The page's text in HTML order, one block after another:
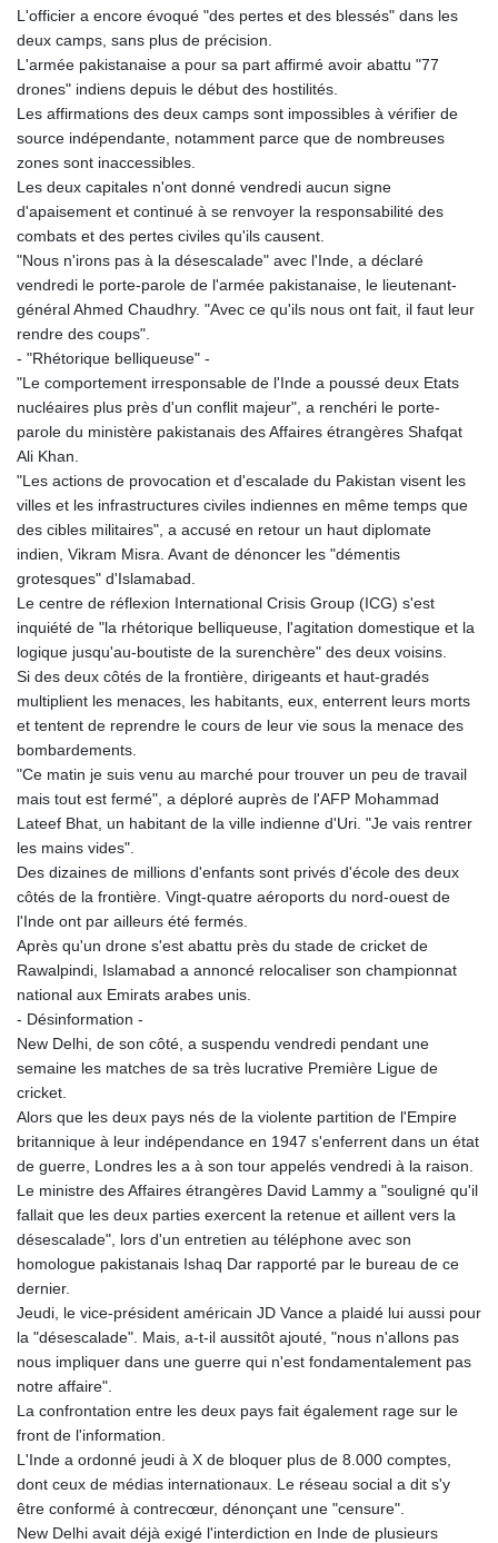
L'officier a encore évoqué "des pertes et des blessés" dans les
deux camps, sans plus de précision.
L'armée pakistanaise a pour sa part affirmé avoir abattu "77
drones" indiens depuis le début des hostilités.
Les affirmations des deux camps sont impossibles à vérifier de
source indépendante, notamment parce que de nombreuses
zones sont inaccessibles.
Les deux capitales n'ont donné vendredi aucun signe
d'apaisement et continué à se renvoyer la responsabilité des
combats et des pertes civiles qu'ils causent.
"Nous n'irons pas à la désescalade" avec l'Inde, a déclaré
vendredi le porte-parole de l'armée pakistanaise, le lieutenant-
général Ahmed Chaudhry. "Avec ce qu'ils nous ont fait, il faut leur
rendre des coups".
- "Rhétorique belliqueuse" -
"Le comportement irresponsable de l'Inde a poussé deux Etats
nucléaires plus près d'un conflit majeur", a renchéri le porte-
parole du ministère pakistanais des Affaires étrangères Shafqat
Ali Khan.
"Les actions de provocation et d'escalade du Pakistan visent les
villes et les infrastructures civiles indiennes en même temps que
des cibles militaires", a accusé en retour un haut diplomate
indien, Vikram Misra. Avant de dénoncer les "démentis
grotesques" d'Islamabad.
Le centre de réflexion International Crisis Group (ICG) s'est
inquiété de "la rhétorique belliqueuse, l'agitation domestique et la
logique jusqu'au-boutiste de la surenchère" des deux voisins.
Si des deux côtés de la frontière, dirigeants et haut-gradés
multiplient les menaces, les habitants, eux, enterrent leurs morts
et tentent de reprendre le cours de leur vie sous la menace des
bombardements.
"Ce matin je suis venu au marché pour trouver un peu de travail
mais tout est fermé", a déploré auprès de l'AFP Mohammad
Lateef Bhat, un habitant de la ville indienne d'Uri. "Je vais rentrer
les mains vides".
Des dizaines de millions d'enfants sont privés d'école des deux
côtés de la frontière. Vingt-quatre aéroports du nord-ouest de
l'Inde ont par ailleurs été fermés.
Après qu'un drone s'est abattu près du stade de cricket de
Rawalpindi, Islamabad a annoncé relocaliser son championnat
national aux Emirats arabes unis.
- Désinformation -
New Delhi, de son côté, a suspendu vendredi pendant une
semaine les matches de sa très lucrative Première Ligue de
cricket.
Alors que les deux pays nés de la violente partition de l'Empire
britannique à leur indépendance en 1947 s'enferrent dans un état
de guerre, Londres les a à son tour appelés vendredi à la raison.
Le ministre des Affaires étrangères David Lammy a "souligné qu'il
fallait que les deux parties exercent la retenue et aillent vers la
désescalade", lors d'un entretien au téléphone avec son
homologue pakistanais Ishaq Dar rapporté par le bureau de ce
dernier.
Jeudi, le vice-président américain JD Vance a plaidé lui aussi pour
la "désescalade". Mais, a-t-il aussitôt ajouté, "nous n'allons pas
nous impliquer dans une guerre qui n'est fondamentalement pas
notre affaire".
La confrontation entre les deux pays fait également rage sur le
front de l'information.
L'Inde a ordonné jeudi à X de bloquer plus de 8.000 comptes,
dont ceux de médias internationaux. Le réseau social a dit s'y
être conformé à contrecœur, dénonçant une "censure".
New Delhi avait déjà exigé l'interdiction en Inde de plusieurs